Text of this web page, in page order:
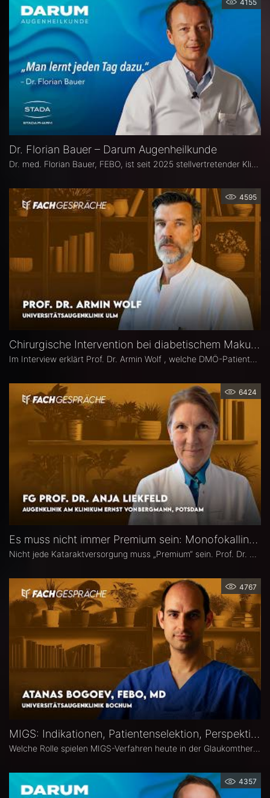
4155
Dr. Florian Bauer – Darum Augenheilkunde
4595
Chirurgische Intervention bei diabetischem Makulaödem – Prof. Dr. Armin Wolf
6424
Es muss nicht immer Premium sein: Monofokallinsen – Prof. Dr. Anja Liekfeld
4767
MIGS: Indikationen, Patientenselektion, Perspektiven – Atanas Bogoev, FEBO, MD
Welche Rolle spielen MIGS-Verfahren heute in der Glaukomtherapie? Atanas Bogoev, FEBO, MD, Oberarzt an der Universitätsaugenklinik Bochum spricht im Interview über Indikationen und Patientenselektion, den Stellenwert verschiedener MIGS-Verfahren im klinischen Alltag, realistische Therapieziele sowie Limitationen und zukünftige Entwicklungen der minimalinvasiven Glaukomchirurgie.
4357